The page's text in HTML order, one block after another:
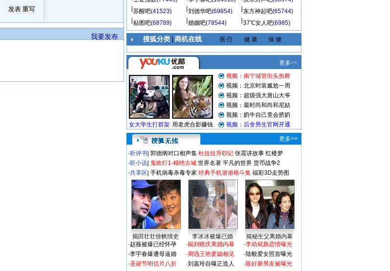
我要发布
苏醒吧(41523) 刘德华吧(69854) 东方神起吧(65744)
贴图吧(68789) 婚姻吧(78544) 37℃女人吧(6985)
搜狐分类| 商机在线 医 疗 健 康 保 健
更多>>
·听评书 郭德纲对口相声集 杜拉拉升职记 张震讲故事 红楼梦
·听小说 鬼吹灯1-精绝古城 世界名著 平凡的世界 货币战争2
·共享区 手机病毒杀毒专家 经典手机游游格斗集 福彩3D走势图
揭田壮壮徐帆情史 李冰冰被爆已婚
揭秘生父离婚内幕
·赵薇被爆已经怀孕
·李宇春爆遭母逼婚
·圣诞节明信片八折
·揭刘晓庆离婚内幕
·周迅王艳婆媳相见
·刘嘉玲自曝正造人
·李幼斌新恋情曝光
·陆毅爱女照首曝光
·陈好新男友被曝光